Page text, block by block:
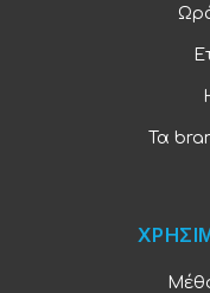
Τα